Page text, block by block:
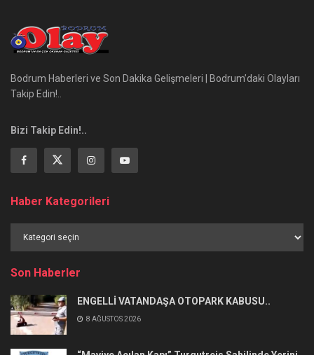
Bodrum Haberleri ve Son Dakika Gelişmeleri | Bodrum’daki Olayları
Takip Edin!..
Bizi Takip Edin!..
Haber Kategorileri
Kategorileri
Son Haberler
ENGELLİ VATANDAŞA OTOPARK KABUSU..
8 AĞUSTOS 2026